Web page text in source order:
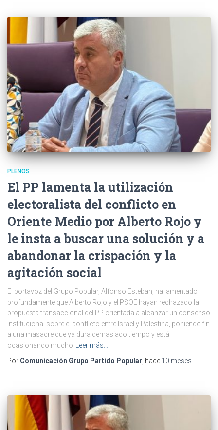
PLENOS
El PP lamenta la utilización
electoralista del conflicto en
Oriente Medio por Alberto Rojo y
le insta a buscar una solución y a
abandonar la crispación y la
agitación social
El portavoz del Grupo Popular, Alfonso Esteban, ha lamentado
profundamente que Alberto Rojo y el PSOE hayan rechazado la
propuesta transaccional del PP orientada a alcanzar un consenso
institucional sobre el conflicto entre Israel y Palestina, poniendo fin
a una masacre que ya dura demasiado tiempo y está
ocasionando mucho Leer más…
Por Comunicación Grupo Partido Popular, hace 10 meses